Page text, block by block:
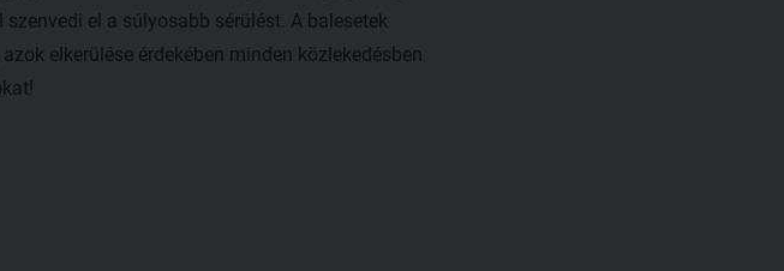
el a súlyosabb sérülést. A balesetek
elkerülése érdekében minden közlekedésben